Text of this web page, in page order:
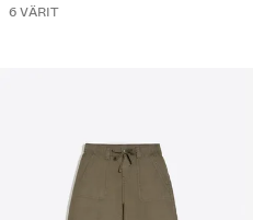
6 VÄRIT